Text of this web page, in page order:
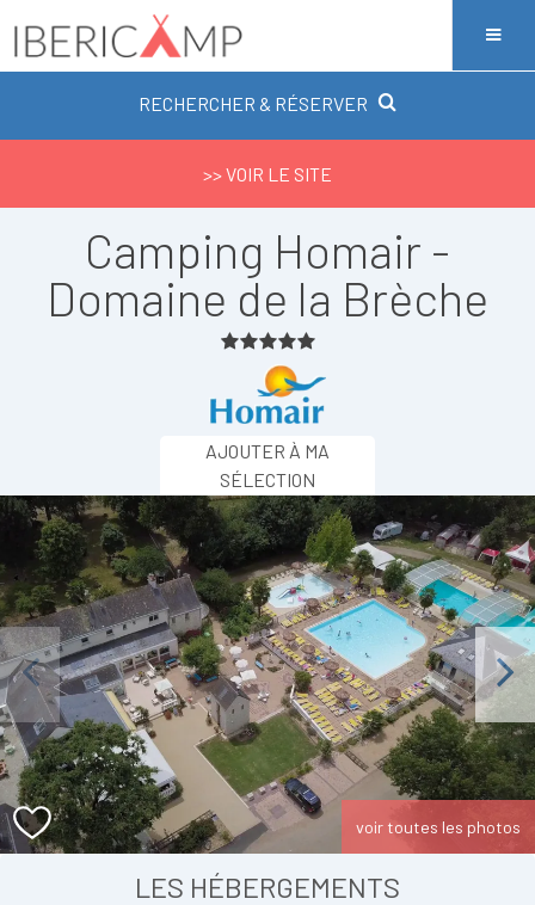
RECHERCHER & RÉSERVER
>> VOIR LE SITE
Camping Homair -
Domaine de la Brèche
AJOUTER À MA
SÉLECTION
Next
voir toutes les photos
LES HÉBERGEMENTS